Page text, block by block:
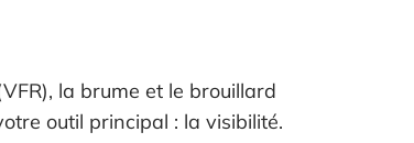
la brume et le brouillard
outil principal : la visibilité.